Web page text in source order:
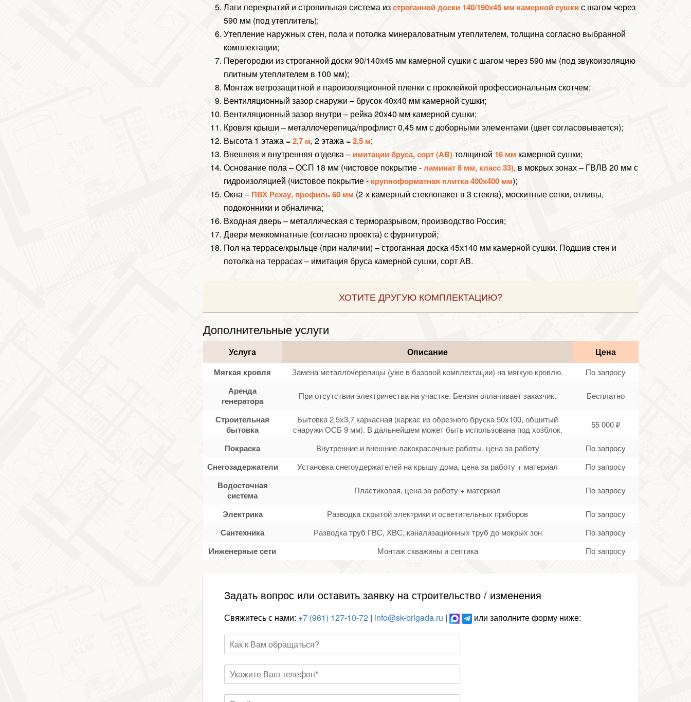
Лаги перекрытий и стропильная система изстроганной доски 140/190х45 мм камерной сушкис шагом через
590 мм (под утеплитель);
Утепление наружных стен, пола и потолка минераловатным утеплителем, толщина согласно выбранной
комплектации;
Перегородки из строганной доски 90/140х45 мм камерной сушки с шагом через 590 мм (под звукоизоляцию
плитным утеплителем в 100 мм);
Монтаж ветрозащитной и пароизоляционной пленки с проклейкой профессиональным скотчем;
Вентиляционный зазор снаружи – брусок 40х40 мм камерной сушки;
Вентиляционный зазор внутри – рейка 20х40 мм камерной сушки;
Кровля крыши – металлочерепица/профлист 0,45 мм с доборными элементами (цвет согласовывается);
Высота 1 этажа =2,7 м, 2 этажа =2,5 м;
Внешняя и внутренняя отделка – имитации бруса, сорт (AB)толщиной 16 мм камерной сушки;
Основание пола – ОСП 18 мм (чистовое покрытие -ламинат 8 мм, класс 33), в мокрых зонах – ГВЛВ 20 мм с
гидроизоляцией (чистовое покрытие - крупноформатная плитка 400х400 мм);
Окна – ПВХ Рехау, профиль 60 мм (2-х камерный стеклопакет в 3 стекла), москитные сетки, отливы,
подоконники и обналичка;
Входная дверь – металлическая с терморазрывом, производство Россия;
Двери межкомнатные (согласно проекта) с фурнитурой;
Пол на террасе/крыльце (при наличии) – строганная доска 45х140 мм камерной сушки. Подшив стен и
потолка на террасах – имитация бруса камерной сушки, сорт АВ.
ХОТИТЕ ДРУГУЮ КОМПЛЕКТАЦИЮ?
Дополнительные услуги
Услуга Описание Цена
Мягкая кровля Замена металлочерепицы (уже в базовой комплектации) на мягкую кровлю. По запросу
Аренда
генератора
При отсутствии электричества на участке. Бензин оплачивает заказчик. Бесплатно
Строительная
бытовка
Бытовка 2,5х3,7 каркасная (каркас из обрезного бруска 50х100, обшитый
снаружи ОСБ 9 мм). В дальнейшем может быть использована под хозблок.
55 000 ₽
Покраска Внутренние и внешние лакокрасочные работы, цена за работу По запросу
Снегозадержатели Установка снегоудержателей на крышу дома, цена за работу + материал По запросу
Водосточная
система
Пластиковая, цена за работу + материал По запросу
Электрика Разводка скрытой электрики и осветительных приборов По запросу
Сантехника Разводка труб ГВС, ХВС, канализационных труб до мокрых зон По запросу
Инженерные сети Монтаж скважины и септика По запросу
Задать вопрос или оставить заявку на строительство / изменения
Свяжитесь с нами: +7 (961) 127-10-72| info@sk-brigada.ru | или заполните форму ниже: